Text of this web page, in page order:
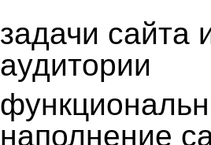
задачи сайта
аудитории
наполнение